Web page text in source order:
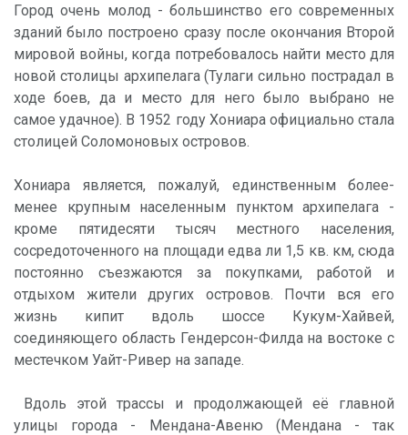
Город очень молод - большинство его современных
зданий было построено сразу после окончания Второй
мировой войны, когда потребовалось найти место для
новой столицы архипелага (Тулаги сильно пострадал в
ходе боев, да и место для него было выбрано не
самое удачное). В 1952 году Хониара официально стала
столицей Соломоновых островов.
Хониара является, пожалуй, единственным более-
менее крупным населенным пунктом архипелага -
кроме пятидесяти тысяч местного населения,
сосредоточенного на площади едва ли 1,5 кв. км, сюда
постоянно съезжаются за покупками, работой и
отдыхом жители других островов. Почти вся его
жизнь кипит вдоль шоссе Кукум-Хайвей,
соединяющего область Гендерсон-Филда на востоке с
местечком Уайт-Ривер на западе.
Вдоль этой трассы и продолжающей её главной
улицы города - Мендана-Авеню (Мендана - так